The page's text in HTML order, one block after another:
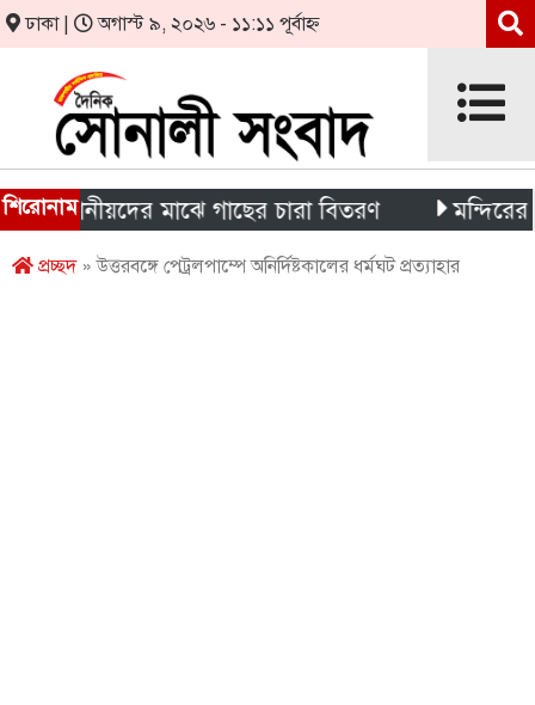
ঢাকা | অগাস্ট ৯, ২০২৬ - ১১:১১ পূর্বাহ্ন
শিরোনাম মাঝে গাছের চারা বিতরণ মন্দিরের
প্রচ্ছদ» উত্তরবঙ্গে পেট্রলপাম্পে অনির্দিষ্টকালের ধর্মঘট প্রত্যাহার